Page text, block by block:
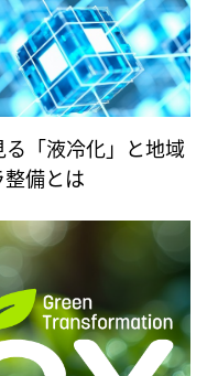
「液冷化」と地域
備とは